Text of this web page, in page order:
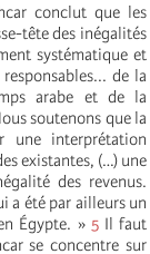
conclut que les
tête des inégalités
systématique et
de la
arabe et de la
soutenons que la
une interprétation
existantes, (…) une
des revenus.
a été par ailleurs un
Égypte. » 5Il faut
se concentre sur